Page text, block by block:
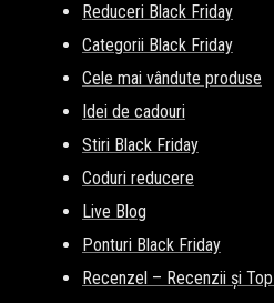
Reduceri Black Friday
Categorii Black Friday
Cele mai vândute produse
Idei de cadouri
Stiri Black Friday
Coduri reducere
Live Blog
Ponturi Black Friday
Recenzel – Recenzii și